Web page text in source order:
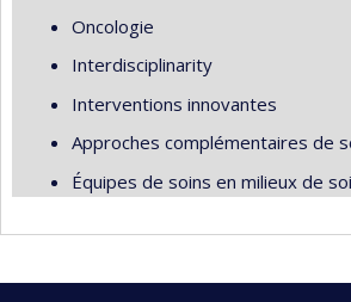
Oncologie
Interdisciplinarity
Interventions innovantes
Approches complémentaires de
Équipes de soins en milieux de